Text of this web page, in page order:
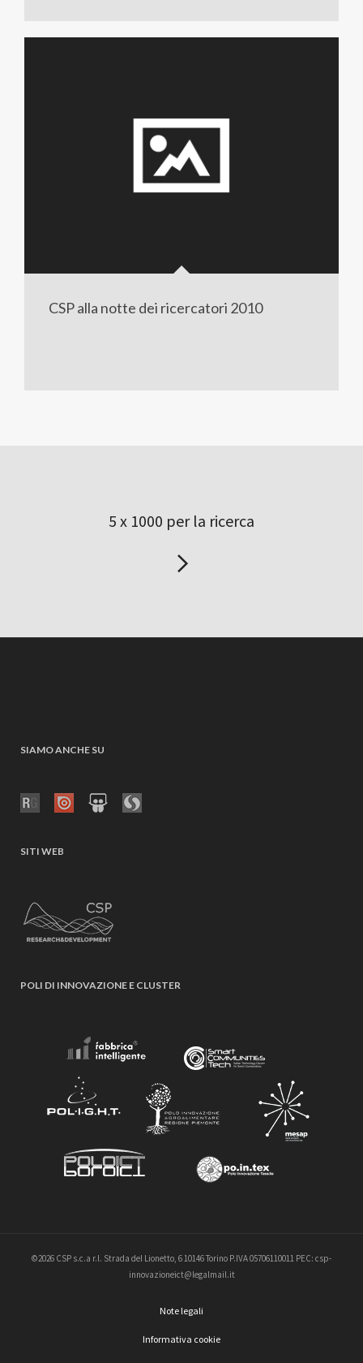
CSP alla notte dei ricercatori 2010
5 x 1000 per la ricerca
SIAMO ANCHE SU
SITI WEB
POLI DI INNOVAZIONE E CLUSTER
©2026 CSP s.c.a r.l. Strada del Lionetto, 6 10146 Torino P.IVA 05706110011 PEC: csp-
innovazioneict@legalmail.it
Note legali
Informativa cookie